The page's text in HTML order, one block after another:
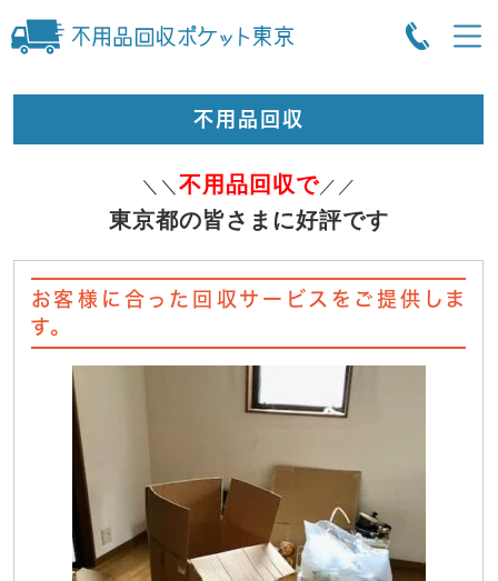
不用品回収
＼＼ 不用品回収で／／
東京都の皆さまに好評です
お客様に合った回収サービスをご提供しま
す。